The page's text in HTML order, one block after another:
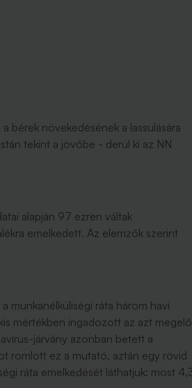
bérek növekedésének a lassulására
tekint a jövőbe - derül ki az NN
alapján 97 ezren váltak
emelkedett. Az elemzők szerint
munkanélküliségi ráta három havi
mértékben ingadozott az azt
járvány azonban betett a
romlott ez a mutató, aztán egy rövid
ráta emelkedését láthatjuk: most